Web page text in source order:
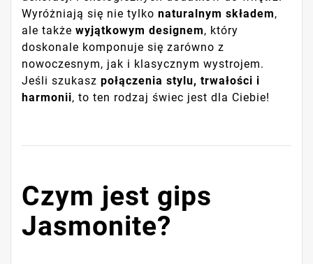
Wyróżniają się nie tylko naturalnym składem,
ale także wyjątkowym designem, który
doskonale komponuje się zarówno z
nowoczesnym, jak i klasycznym wystrojem.
Jeśli szukasz połączenia stylu, trwałości i
harmonii, to ten rodzaj świec jest dla Ciebie!
Czym jest gips
Jasmonite?